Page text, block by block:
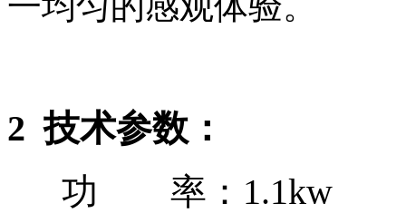
2技术参数：
功 率： 1.1kw